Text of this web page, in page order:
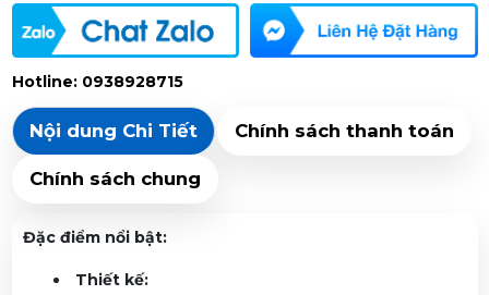
Hotline: 0938928715
Nội dung Chi Tiết Chính sách thanh toán
Chính sách chung
Đặc điểm nổi bật:
Thiết kế: